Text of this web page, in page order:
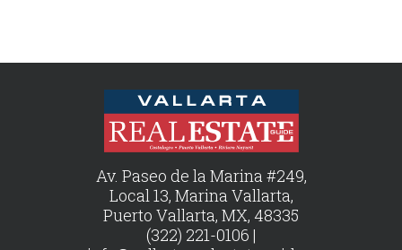
Av. Paseo de la Marina #249,
Local 13, Marina Vallarta,
Puerto Vallarta, MX, 48335
(322) 221-0106 |